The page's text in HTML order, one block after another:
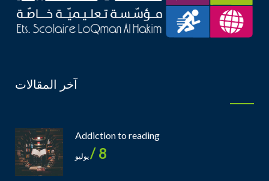
آخر المقالات
Addiction to reading
8 / يوليو